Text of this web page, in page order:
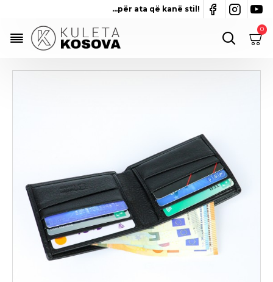
...për ata që kanë stil!
0